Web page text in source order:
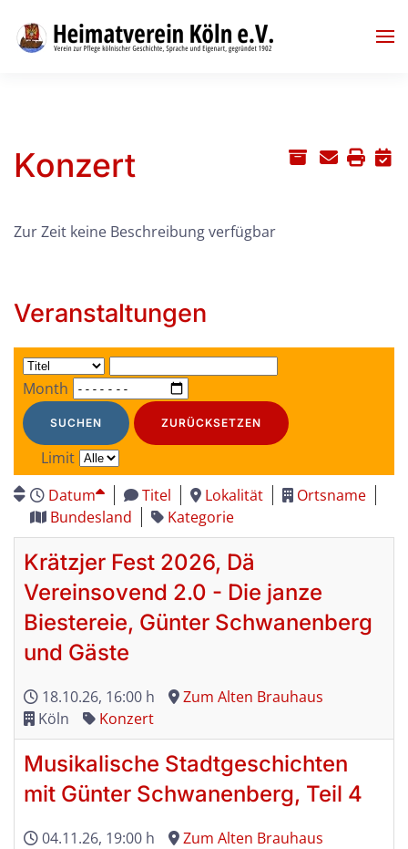
Skip to main content
Konzert
Zur Zeit keine Beschreibung verfügbar
Veranstaltungen
Month
SUCHEN ZURÜCKSETZEN
Limit
Datum
Titel Lokalität
Ortsname
Bundesland
Kategorie
Krätzjer Fest 2026, Dä
Vereinsovend 2.0 - Die janze
Biestereie, Günter Schwanenberg
und Gäste
18.10.26, 16:00 h
Zum Alten Brauhaus
Köln
Konzert
Musikalische Stadtgeschichten
mit Günter Schwanenberg, Teil 4
04.11.26, 19:00 h
Zum Alten Brauhaus